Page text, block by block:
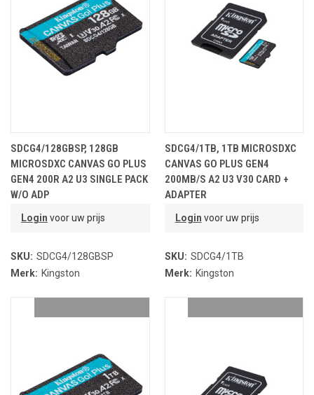
SDCG4/128GBSP, 128GB
MICROSDXC CANVAS GO PLUS
GEN4 200R A2 U3 SINGLE PACK
W/O ADP
Login voor uw prijs
SKU: SDCG4/128GBSP
Merk: Kingston
SDCG4/1TB, 1TB MICROSDXC
CANVAS GO PLUS GEN4
200MB/S A2 U3 V30 CARD +
ADAPTER
Login voor uw prijs
SKU: SDCG4/1TB
Merk: Kingston